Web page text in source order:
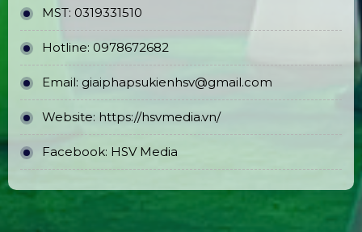
MST: 0319331510
Hotline: 0978672682
Email: giaiphapsukienhsv@gmail.com
Website: https://hsvmedia.vn/
Facebook: HSV Media